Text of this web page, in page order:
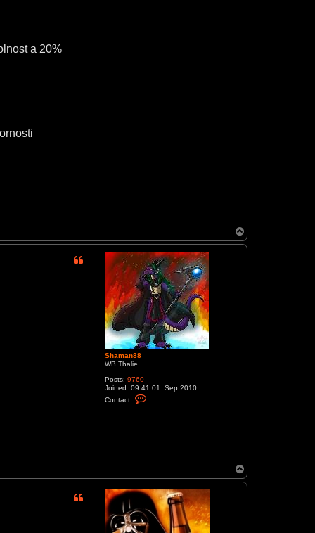
a 20%
o
p
Shaman88
WB Thalie
Posts: 9760
Joined: 09:41 01. Sep 2010
Contact:
m
a
n
8
o
p